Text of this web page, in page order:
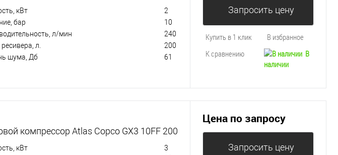
кВт
2
бар
10
л/мин
240
л.
200
шума, Дб
61
Запросить цену
Купить в 1 клик
В избранное
К сравнению
В
наличии
компрессор Atlas Copco GX3 10FF 200
кВт
3
Цена по запросу
Запросить цену